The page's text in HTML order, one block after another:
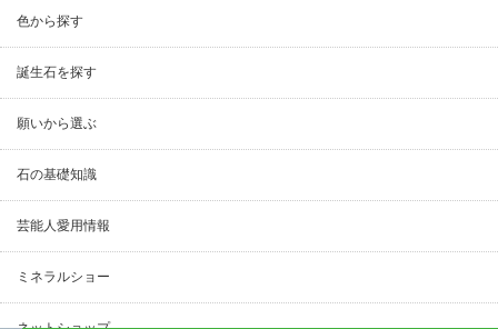
色から探す
誕生石を探す
願いから選ぶ
石の基礎知識
芸能人愛用情報
ミネラルショー